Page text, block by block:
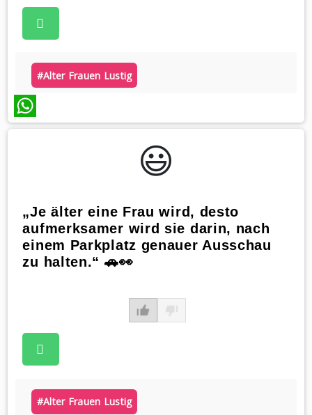
#alter Frauen Lustig
WhatsApp
😃️
„Je älter eine Frau wird, desto
aufmerksamer wird sie darin, nach
einem Parkplatz genauer Ausschau
zu halten.“ 🚗👀
#alter Frauen Lustig